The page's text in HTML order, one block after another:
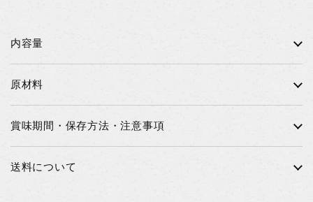
内容量
原材料
賞味期間・保存方法・注意事項
送料について